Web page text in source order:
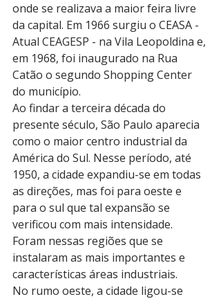
onde se realizava a maior feira livre
da capital. Em 1966 surgiu o CEASA -
Atual CEAGESP - na Vila Leopoldina e,
em 1968, foi inaugurado na Rua
Catão o segundo Shopping Center
do município.
Ao findar a terceira década do
presente século, São Paulo aparecia
como o maior centro industrial da
América do Sul. Nesse período, até
1950, a cidade expandiu-se em todas
as direções, mas foi para oeste e
para o sul que tal expansão se
verificou com mais intensidade.
Foram nessas regiões que se
instalaram as mais importantes e
características áreas industriais.
No rumo oeste, a cidade ligou-se